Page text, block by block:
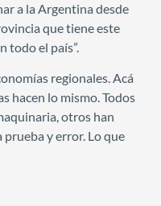
a la Argentina desde
que tiene este
todo el país”.
regionales. Acá
hacen lo mismo. Todos
otros han
y error. Lo que